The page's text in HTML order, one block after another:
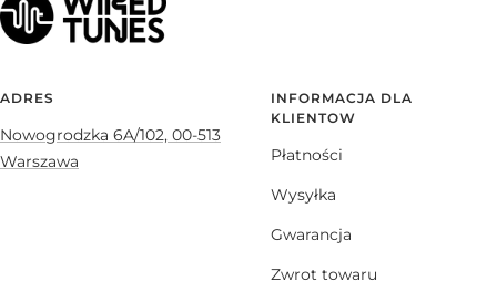
ADRES
Nowogrodzka 6A/102, 00-513
Warszawa
INFORMACJA DLA
KLIENTOW
Płatności
Wysyłka
Gwarancja
Zwrot towaru